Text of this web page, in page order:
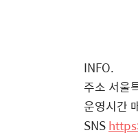
INFO.
주소 서울
운영시간
SNS